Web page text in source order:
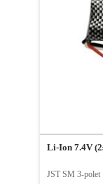
Li-Ion 7.4V
JST SM 3-polet